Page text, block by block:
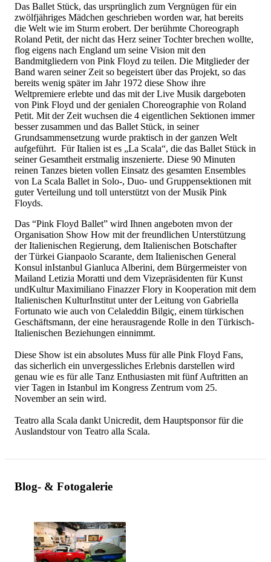
Das Ballet Stück, das ursprünglich zum Vergnügen für ein
zwölfjähriges Mädchen geschrieben worden war, hat bereits
die Welt wie im Sturm erobert. Der berühmte Choreograph
Roland Petit, der nicht das Herz seiner Tochter brechen wollte,
flog eigens nach England um seine Vision mit den
Bandmitgliedern von Pink Floyd zu teilen. Die Mitglieder der
Band waren seiner Zeit so begeistert über das Projekt, so das
bereits wenig später im Jahr 1972 diese Show ihre
Weltpremiere erlebte und das mit der Live Musik dargeboten
von Pink Floyd und der genialen Choreographie von Roland
Petit. Mit der Zeit wuchsen die 4 eigentlichen Sektionen immer
besser zusammen und das Ballet Stück, in seiner
Grundsammensetzung wurde praktisch in der ganzen Welt
aufgeführt. Für Italien ist es „La Scala“, die das Ballet Stück in
seiner Gesamtheit erstmalig inszenierte. Diese 90 Minuten
reinen Tanzes bieten vollen Einsatz des gesamten Ensembles
von La Scala Ballet in Solo-, Duo- und Gruppensektionen mit
guter Verteilung und toll unterstützt von der Musik Pink
Floyds.
Das “Pink Floyd Ballet” wird Ihnen angeboten mvon der
Organisation Show How mit der freundlichen Unterstützung
der Italienischen Regierung, dem Italienischen Botschafter
der Türkei Gianpaolo Scarante, dem Italienischen General
Konsul inIstanbul Gianluca Alberini, dem Bürgermeister von
Mailand Letizia Moratti und dem Vizepräsidenten für Kunst
undKultur Maximiliano Finazzer Flory in Kooperation mit dem
Italienischen KulturInstitut unter der Leitung von Gabriella
Fortunato wie auch von Celaleddin Bilgiç, einem türkischen
Geschäftsmann, der eine herausragende Rolle in den Türkisch-
Italienischen Beziehungen einnimmt.
Diese Show ist ein absolutes Muss für alle Pink Floyd Fans,
das sicherlich ein unvergessliches Erlebnis darstellen wird
genau wie es für alle Tanz Enthusiasten mit fünf Auftritten an
vier Tagen in Istanbul im Kongress Zentrum vom 25.
November an sein wird.
Teatro alla Scala dankt Unicredit, dem Hauptsponsor für die
Auslandstour von Teatro alla Scala.
Blog- & Fotogalerie